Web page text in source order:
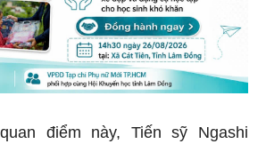
điểm này, Tiến sỹ Ngashi